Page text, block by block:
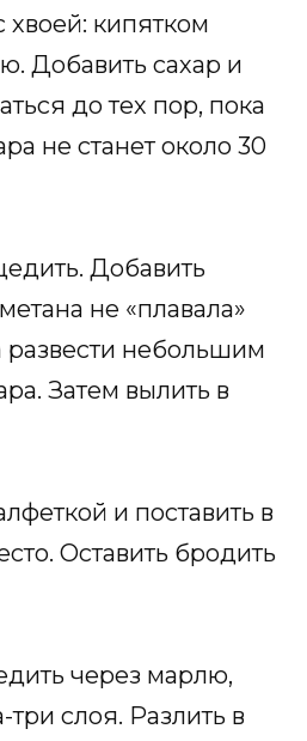
хвоей: кипятком
Добавить сахар и
до тех пор, пока
не станет около 30
Добавить
не «плавала»
развести небольшим
Затем вылить в
и поставить в
Оставить бродить
через марлю,
слоя. Разлить в